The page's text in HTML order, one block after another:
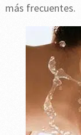
más frecuentes.